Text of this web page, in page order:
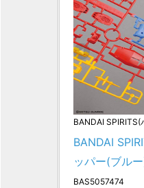
BANDAI SPIRITS(
BANDAI
ッパー(ブル
BAS5057474